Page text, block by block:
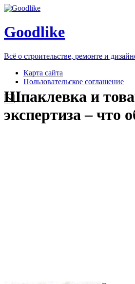
Goodlike
Всё о строительстве, ремонте и
Карта сайта
Пользовательское соглашение
Шпаклевка и
экспертиза – что